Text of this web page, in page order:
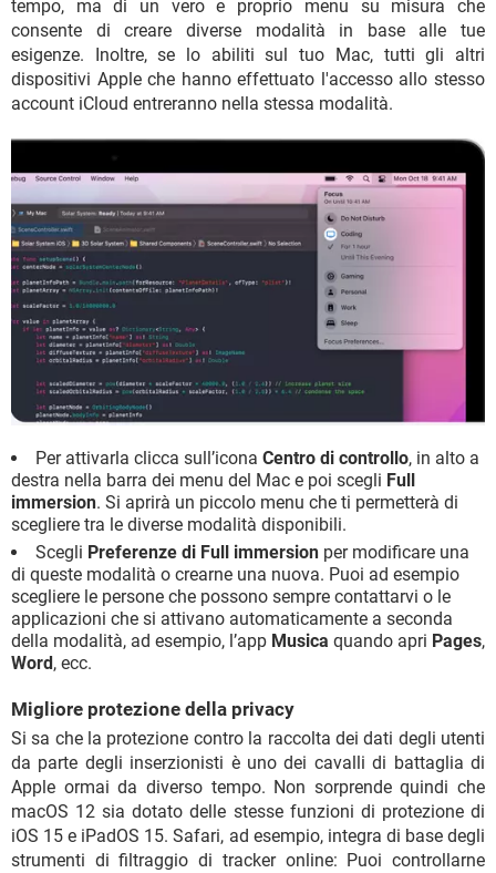
tempo, ma di un vero e proprio menu su misura che
consente di creare diverse modalità in base alle tue
esigenze. Inoltre, se lo abiliti sul tuo Mac, tutti gli altri
dispositivi Apple che hanno effettuato l'accesso allo stesso
account iCloud entreranno nella stessa modalità.
Per attivarla clicca sull’icona Centro di controllo, in alto a
destra nella barra dei menu del Mac e poi scegli Full
immersion. Si aprirà un piccolo menu che ti permetterà di
scegliere tra le diverse modalità disponibili.
Scegli Preferenze di Full immersion per modificare una
di queste modalità o crearne una nuova. Puoi ad esempio
scegliere le persone che possono sempre contattarvi o le
applicazioni che si attivano automaticamente a seconda
della modalità, ad esempio, l’app Musica quando apri Pages,
Word , ecc.
Migliore protezione della privacy
Si sa che la protezione contro la raccolta dei dati degli utenti
da parte degli inserzionisti è uno dei cavalli di battaglia di
Apple ormai da diverso tempo. Non sorprende quindi che
macOS 12 sia dotato delle stesse funzioni di protezione di
iOS 15 e iPadOS 15. Safari, ad esempio, integra di base degli
strumenti di filtraggio di tracker online: Puoi controllarne